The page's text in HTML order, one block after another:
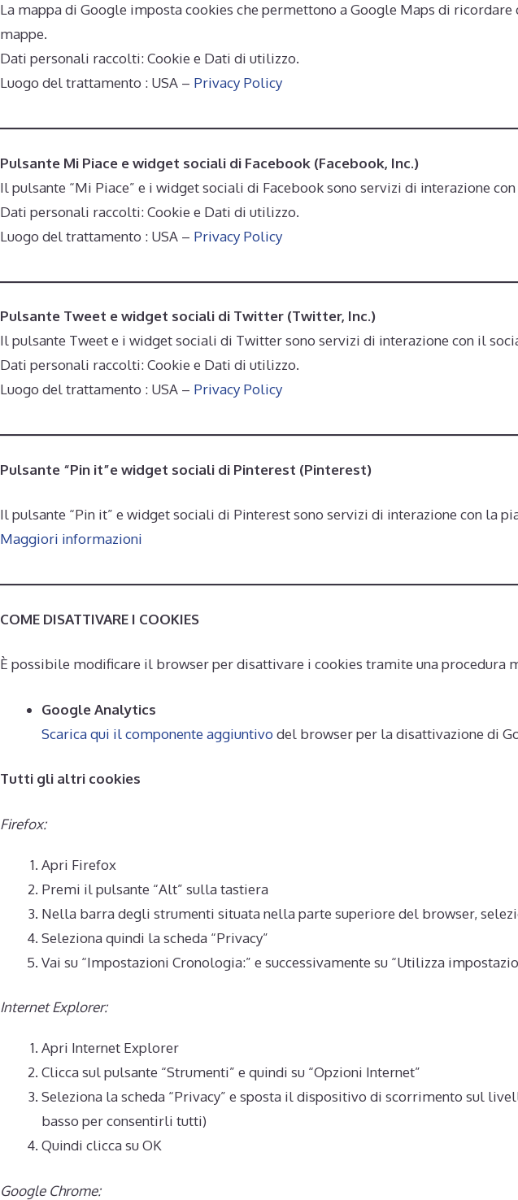
La mappa di Google imposta cookies che permettono a Google Maps di
mappe.
Dati personali raccolti: Cookie e Dati di utilizzo.
Luogo del trattamento : USA – Privacy Policy
Pulsante Mi Piace e widget sociali di Facebook (Facebook, Inc.)
Il pulsante “Mi Piace” e i widget sociali di Facebook sono servizi di interazione
Dati personali raccolti: Cookie e Dati di utilizzo.
Luogo del trattamento : USA – Privacy Policy
Pulsante Tweet e widget sociali di Twitter (Twitter, Inc.)
Il pulsante Tweet e i widget sociali di Twitter sono servizi di interazione con il
Dati personali raccolti: Cookie e Dati di utilizzo.
Luogo del trattamento : USA – Privacy Policy
Pulsante “Pin it”e widget sociali di Pinterest (Pinterest)
Il pulsante “Pin it” e widget sociali di Pinterest sono servizi di interazione con la
Maggiori informazioni
COME DISATTIVARE I COOKIES
È possibile modificare il browser per disattivare i cookies tramite una procedura
Google Analytics
Scarica qui il componente aggiuntivodel browser per la disattivazione di
Tutti gli altri cookies
Firefox:
Apri Firefox
Premi il pulsante “Alt” sulla tastiera
Nella barra degli strumenti situata nella parte superiore del browser,
Seleziona quindi la scheda “Privacy”
Vai su “Impostazioni Cronologia:” e successivamente su “Utilizza
Internet Explorer:
Apri Internet Explorer
Clicca sul pulsante “Strumenti” e quindi su “Opzioni Internet”
Seleziona la scheda “Privacy” e sposta il dispositivo di scorrimento sul
basso per consentirli tutti)
Quindi clicca su OK
Google Chrome: